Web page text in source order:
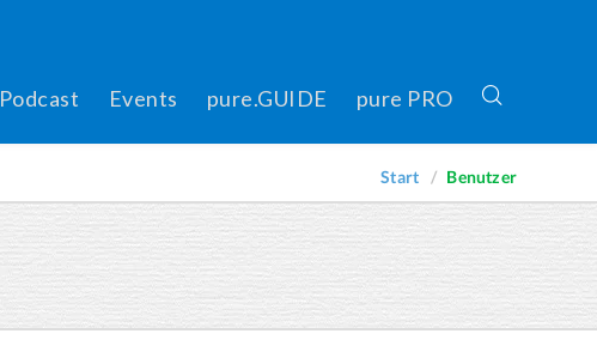
Podcast Events pure.GUIDE pure PRO
Start Benutzer